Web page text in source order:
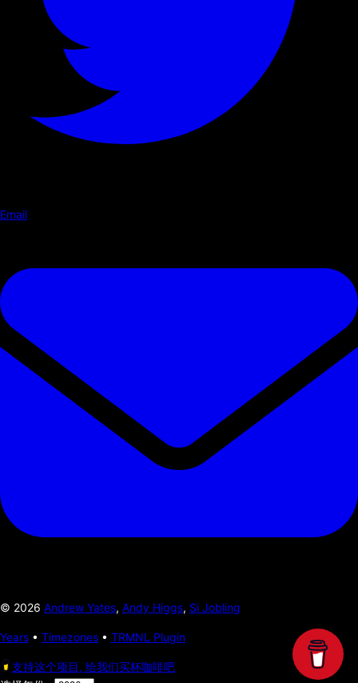
Email
© 2026 Andrew Yates, Andy Higgs, Si Jobling
Years • Timezones • TRMNL Plugin
支持这个项目, 给我们买杯咖啡吧